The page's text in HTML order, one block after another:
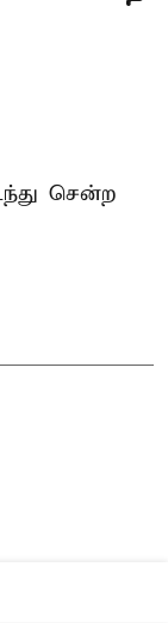
சென்ற